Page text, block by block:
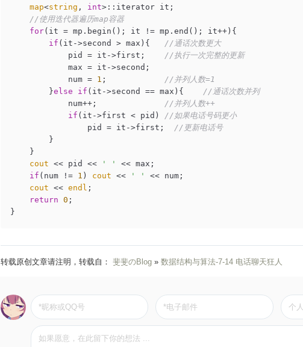
map<string , int>::iterator it;
//使用迭代器遍历map容器
for(it = mp.begin(); it != mp.end(); it++){
if (it->second > max){
//通话次数更大
pid = it->first;
//执行一次完整的更新
max = it->second;
num = 1 ;
//并列人数=1
}else if (it->second == max){
//通话次数并列
num++;
//并列人数++
if (it->first < pid)
//如果电话号码更小
pid = it->first;
//更新电话号
}
}
cout << pid << ' '
<< max;
if (num != 1 ) cout << ' '
<< num;
cout << endl ;
return
0 ;
}
转载原创文章请注明，转载自： 斐斐のBlog» 数据结构与算法-7-14 电话聊天狂人